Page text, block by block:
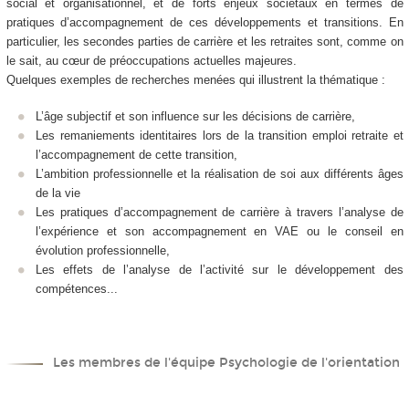
social et organisationnel, et de forts enjeux sociétaux en termes de
pratiques d’accompagnement de ces développements et transitions. En
particulier, les secondes parties de carrière et les retraites sont, comme on
le sait, au cœur de préoccupations actuelles majeures.
Quelques exemples de recherches menées qui illustrent la thématique :
L’âge subjectif et son influence sur les décisions de carrière,
Les remaniements identitaires lors de la transition emploi retraite et
l’accompagnement de cette transition,
L’ambition professionnelle et la réalisation de soi aux différents âges
de la vie
Les pratiques d’accompagnement de carrière à travers l’analyse de
l’expérience et son accompagnement en VAE ou le conseil en
évolution professionnelle,
Les effets de l’analyse de l’activité sur le développement des
compétences...
Les membres de l'équipe Psychologie de l'orientation